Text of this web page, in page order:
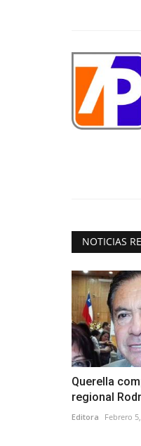
NOTICIAS
Querella
regional
Editora Febrero